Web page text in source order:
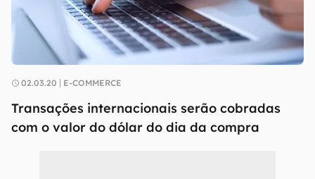
02.03.20 E-COMMERCE
Transações internacionais serão cobradas
com o valor do dólar do dia da compra